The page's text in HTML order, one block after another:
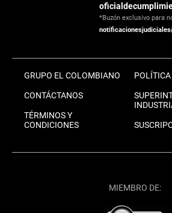
*Buzón exclusivo para
GRUPO EL COLOMBIANO
CONTÁCTANOS
TÉRMINOS Y
CONDICIONES
MIEMBRO DE: